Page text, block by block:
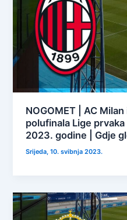
NOGOMET | AC
polufinala Lige
2023. godine | Gdje
Srijeda, 10. svibnja 2023.